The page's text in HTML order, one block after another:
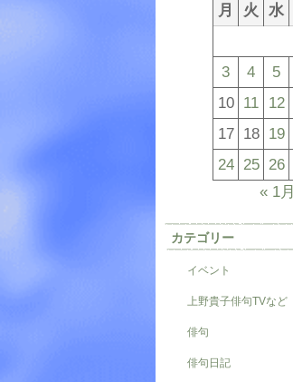
月 火 水
3
4 5
10 11 12
17 18 19
24 25 26
« 1月
カテゴリー
イベント
上野貴子俳句TVなど
俳句
俳句日記